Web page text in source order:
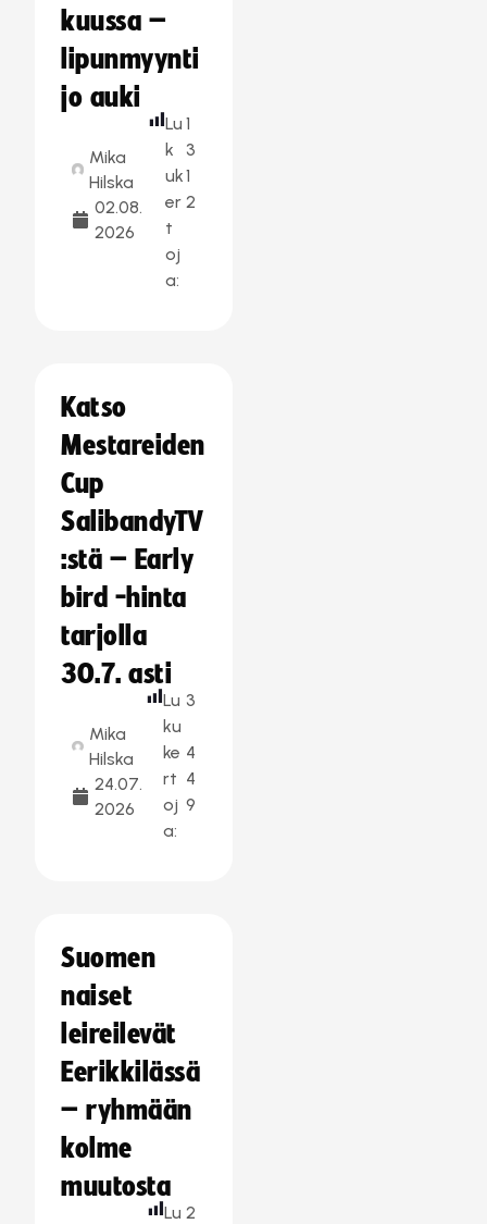
kuussa –
lipunmyynti
jo auki
Mika
Hilska
02.08.
2026
Lu
k
uk
er
t
oj
a:
1
3
1
2
Katso
Mestareiden
Cup
SalibandyTV
:stä – Early
bird -hinta
tarjolla
30.7. asti
Mika
Hilska
24.07.
2026
Lu
ku
ke
rt
oj
a:
3
4
4
9
Suomen
naiset
leireilevät
Eerikkilässä
– ryhmään
kolme
muutosta
Lu 2